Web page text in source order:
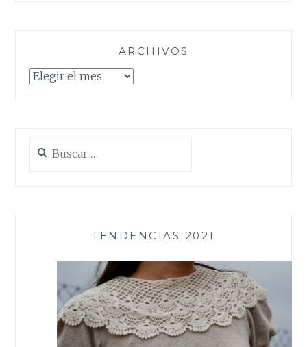
ARCHIVOS
Archivos
TENDENCIAS 2021